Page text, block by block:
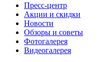
Пресс-центр
Акции и скидки
Новости
Обзоры и советы
Фотогалерея
Видеогалерея